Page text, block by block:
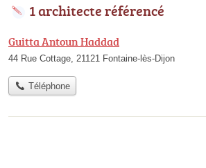
1 architecte référencé
Guitta Antoun Haddad
44 Rue Cottage, 21121 Fontaine-lès-Dijon
Téléphone